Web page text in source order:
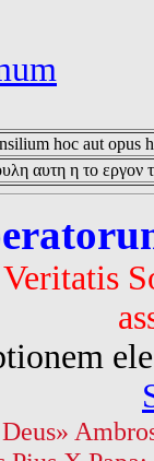
hoc aut opus
αυτη η το εργον